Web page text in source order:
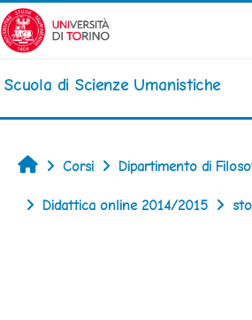
Vai al contenuto principale
Scuola di Scienze Umanistiche
Home
Corsi Dipartimento di
Didattica online 2014/2015